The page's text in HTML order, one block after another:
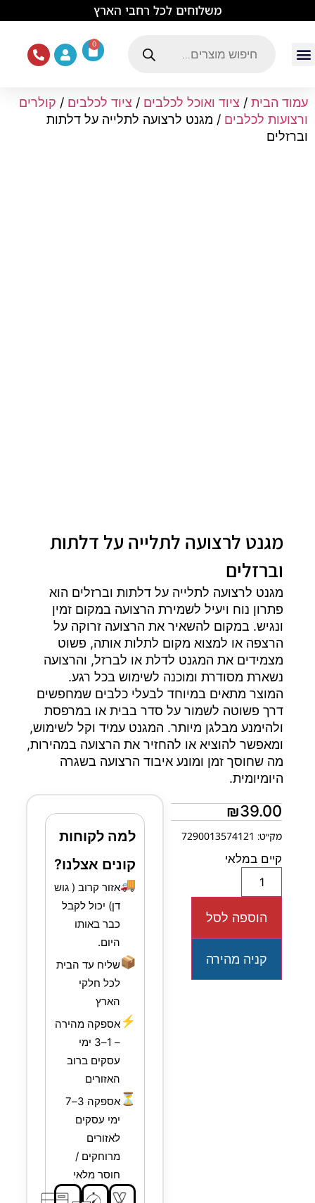
משלוחים לכל רחבי הארץ
0
עמוד הבית / ציוד ואוכל לכלבים / ציוד לכלבים / קולרים
ורצועות לכלבים / מגנט לרצועה לתלייה על דלתות
וברזלים
מגנט לרצועה לתלייה על דלתות
וברזלים
מגנט לרצועה לתלייה על דלתות וברזלים הוא
פתרון נוח ויעיל לשמירת הרצועה במקום זמין
ונגיש. במקום להשאיר את הרצועה זרוקה על
הרצפה או למצוא מקום לתלות אותה, פשוט
מצמידים את המגנט לדלת או לברזל, והרצועה
נשארת מסודרת ומוכנה לשימוש בכל רגע.
המוצר מתאים במיוחד לבעלי כלבים שמחפשים
דרך פשוטה לשמור על סדר בבית או במרפסת
ולהימנע מבלגן מיותר. המגנט עמיד וקל לשימוש,
ומאפשר להוציא או להחזיר את הרצועה במהירות,
מה שחוסך זמן ומונע איבוד הרצועה בשגרה
היומיומית.
₪39.00
מק״ט: 7290013574121
קיים במלאי
הוספה לסל
קניה מהירה
למה לקוחות
קונים אצלנו?
🚚אזור קרוב ( גוש
דן) יכול לקבל
כבר באותו
היום.
📦שליח עד הבית
לכל חלקי
הארץ
⚡אספקה מהירה
– 1–3 ימי
עסקים ברוב
האזורים
⏳
אספקה 3–7
ימי עסקים
לאזורים
מרוחקים /
חוסר מלאי